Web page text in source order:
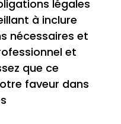
légales
à inclure
nécessaires et
et
que ce
faveur dans